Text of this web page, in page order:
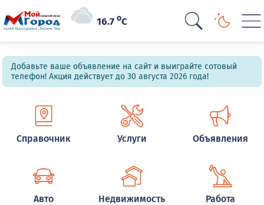
16.7oC
Добавьте ваше объявление на сайт и выиграйте сотовый
телефон! Акция действует до 30 августа 2026 года!
Справочник Услуги Объявления
Авто Недвижимость Работа